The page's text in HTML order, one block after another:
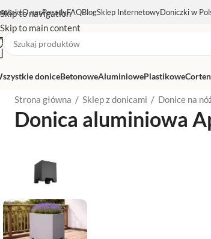
Skip to navigation
Skip to main content
O nasPoradyFAQBlogSklep InternetowyDoniczki w
doniceBetonoweAluminiowePlastikoweCorten
Strona główna / Sklep z donicami / Donice na
Donica aluminiowa